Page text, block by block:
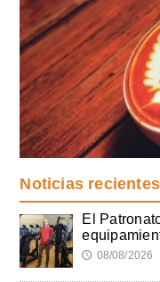
Noticias recientes
El
🕔 08/08/2026